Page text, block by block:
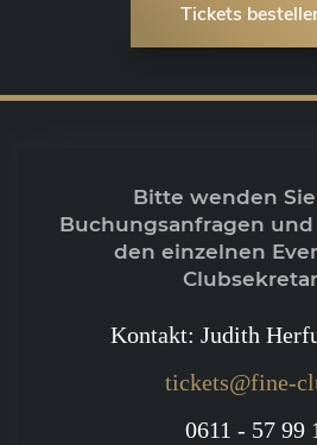
Tickets
Bitte wenden
Buchungsanfragen
den einzelnen
Kontakt: Judith
tickets@fine-
0611 - 57 99